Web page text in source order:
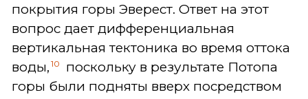
покрытия горы Эверест. Ответ на этот
вопрос дает дифференциальная
вертикальная тектоника во время оттока
воды, 10
поскольку в результате Потопа
горы были подняты вверх посредством